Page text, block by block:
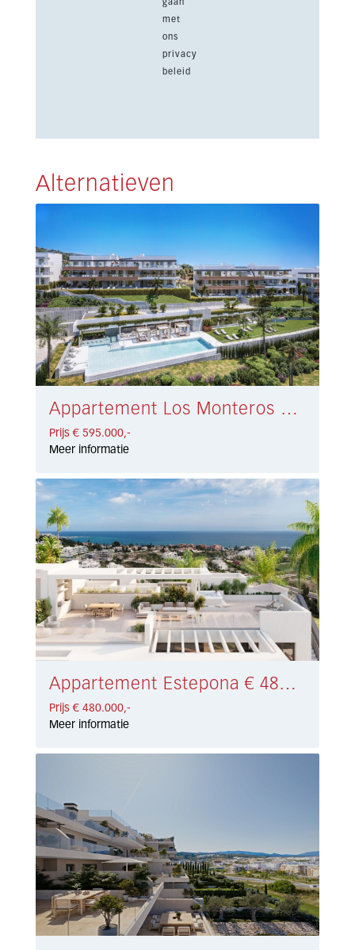
met
ons
privacy
beleid
Alternatieven
Appartement Los Monteros € 595.000,-
Prijs € 595.000,-
Meer informatie
Appartement Estepona € 480.000,-
Prijs € 480.000,-
Meer informatie